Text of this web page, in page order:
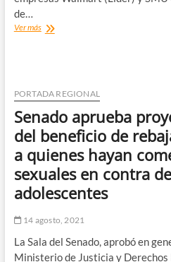
de…
Ver másSernac
de
supermercados
por
colusión
de
pollos
que
compensen
clientes
PORTADA REGIONAL
Senado aprueba
del beneficio de
a quienes hayan
sexuales en contra
adolescentes
14 agosto, 2021
La Sala del Senado, aprobó en
Ministerio de Justicia y Derechos